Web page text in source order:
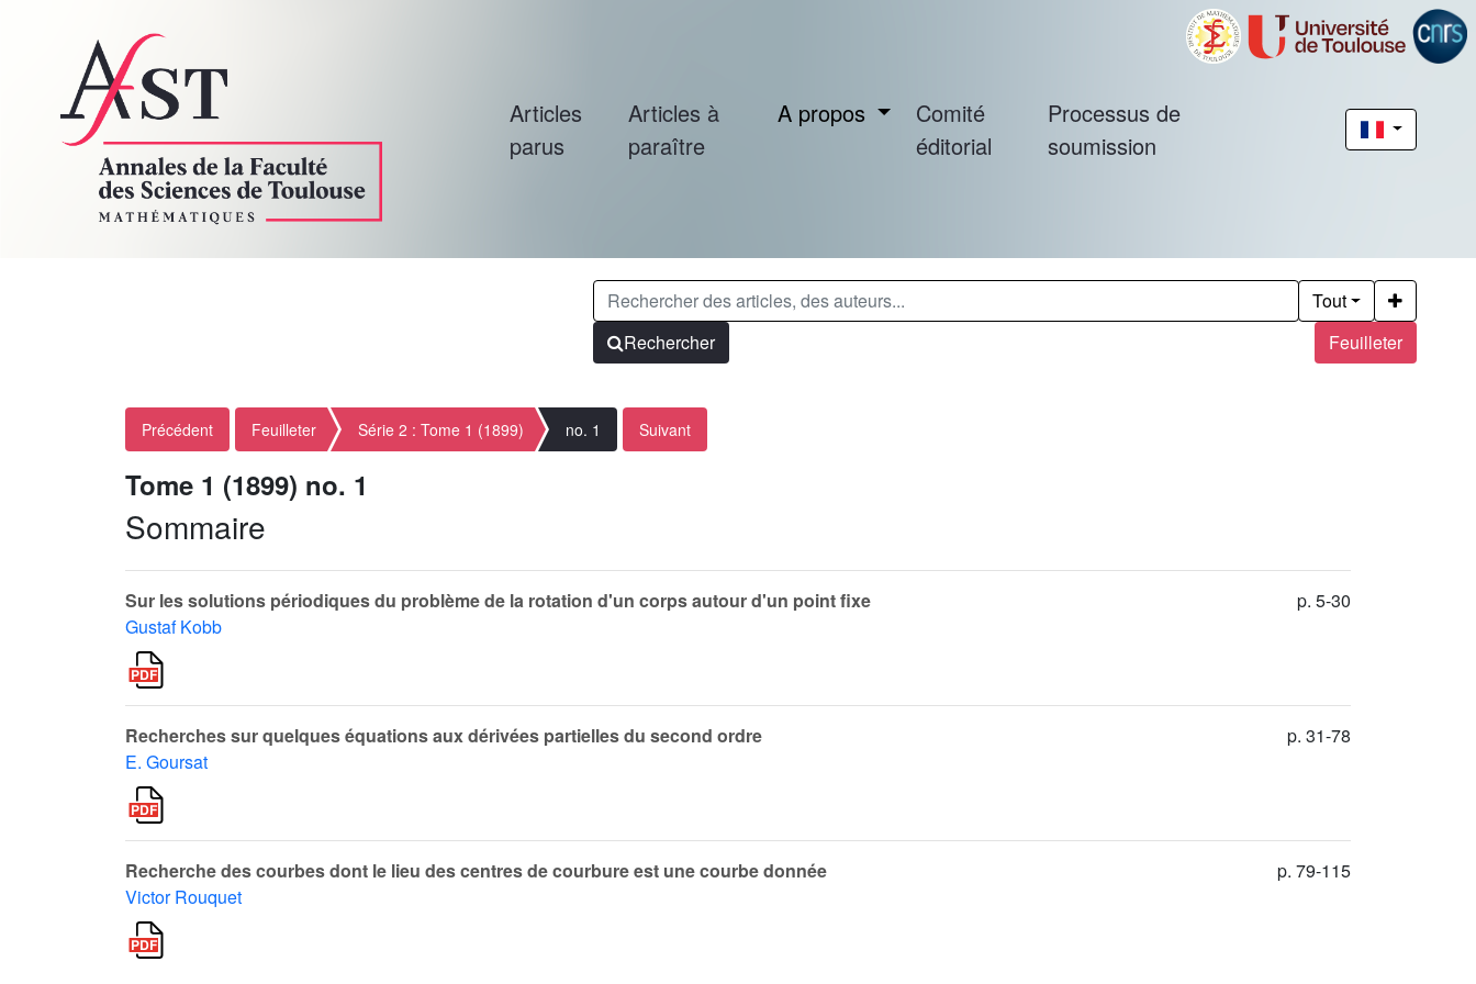
Articles
parus
Articles à
paraître
A propos
Comité
éditorial
Processus de
soumission
Feuilleter
Tout
Rechercher
Précédent Feuilleter Série 2 : Tome 1 (1899) no. 1 Suivant
Tome 1 (1899) no. 1
Sommaire
Sur les solutions périodiques du problème de la rotation d'un corps autour d'un point fixe
Gustaf Kobb
p. 5-30
Recherches sur quelques équations aux dérivées partielles du second ordre
E. Goursat
p. 31-78
Recherche des courbes dont le lieu des centres de courbure est une courbe donnée
Victor Rouquet
p. 79-115